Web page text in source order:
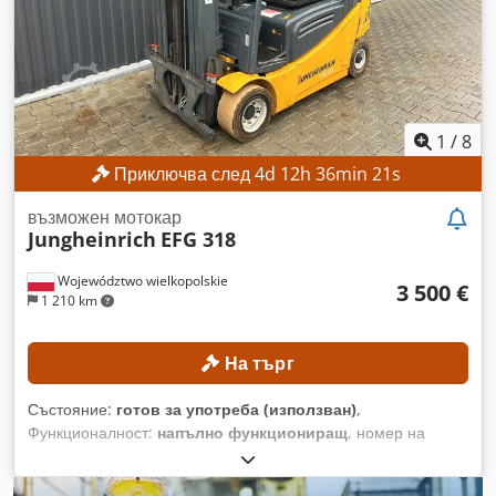
Максимален ток на защита от претоварване на
устройството: 15 A Ток на късо съединение: 2,5 kA Тип
захранващ блок: ERAR-1000-06VX8-E10 ОБОРУДВАНЕ
Манипулатор Yaskawa Motoman GP8 Управление на
робота Yaskawa YRC1000
1 /8
Приключва след4d 12h 36min 18s
Województwo wielkopolskie
1 210 km
възможен мотокар
Jungheinrich EFG 318
3 500 €
На търг
Състояние: готов за употреба (използван),
Функционалност: напълно функциониращ, номер на
FN498167
производство:2015, часове на работа:15 254 h, височина